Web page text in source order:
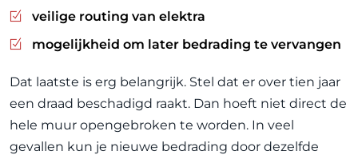
veilige routing van elektra
mogelijkheid om later bedrading te vervangen
Dat laatste is erg belangrijk. Stel dat er over tien jaar
een draad beschadigd raakt. Dan hoeft niet direct de
hele muur opengebroken te worden. In veel
gevallen kun je nieuwe bedrading door dezelfde